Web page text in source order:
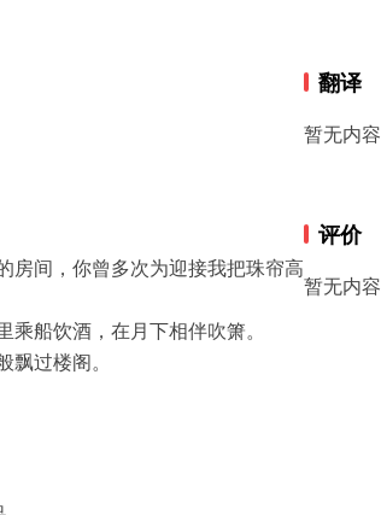
房间，你曾多次为迎接我把珠帘高
船饮酒，在月下相伴吹箫。
过楼阁。
翻译
暂无内容
评价
暂无内容